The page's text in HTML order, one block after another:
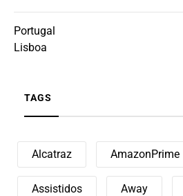
Portugal
Lisboa
TAGS
Alcatraz AmazonPrime
Assistidos Away